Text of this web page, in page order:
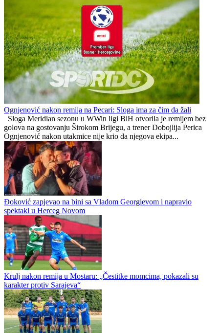
Poslastica kreće iz Pala
Odbojkašice Jahorine u finalu plej ofa
Republika Srpska
1 0
Ognjenović nakon remija na Pecari: Sloga ima za čim da žali
Sloga Meridian sezonu u WWin ligi BiH otvorila je remijem bez
golova na gostovanju Širokom Brijegu, a trener Dobojlija Perica
Ognjenović nakon utakmice nije krio da njegova ekipa...